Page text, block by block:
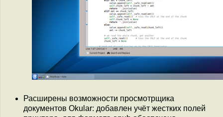
Расширены возможности просмотрщика
документов Okular: добавлен учёт жестких полей